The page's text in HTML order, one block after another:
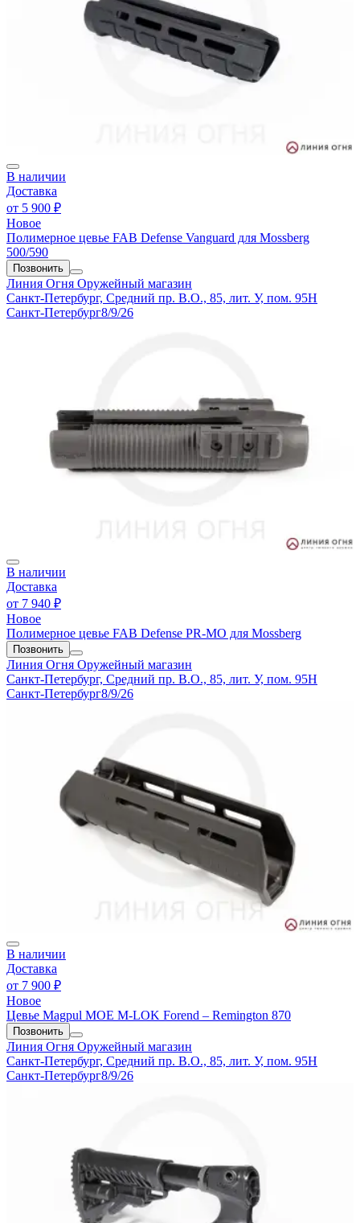
В наличии
Доставка
от 5 900 ₽
Новое
Полимерное цевье FAB Defense Vanguard для Mossberg
500/590
Позвонить
Линия Огня Оружейный магазин
Санкт-Петербург, Средний пр. В.О., 85, лит. У, пом. 95Н
Санкт-Петербург8/9/26
В наличии
Доставка
от 7 940 ₽
Новое
Полимерное цевье FAB Defense PR-MO для Mossberg
Позвонить
Линия Огня Оружейный магазин
Санкт-Петербург, Средний пр. В.О., 85, лит. У, пом. 95Н
Санкт-Петербург8/9/26
В наличии
Доставка
от 7 900 ₽
Новое
Цевье Magpul MOE M-LOK Forend – Remington 870
Позвонить
Линия Огня Оружейный магазин
Санкт-Петербург, Средний пр. В.О., 85, лит. У, пом. 95Н
Санкт-Петербург8/9/26